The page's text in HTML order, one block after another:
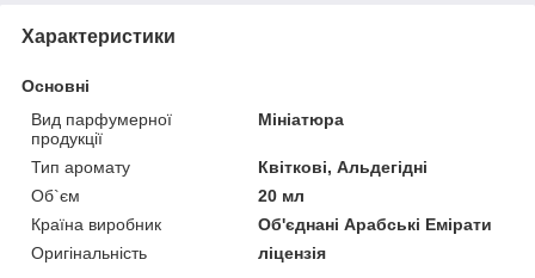
Характеристики
Основні
Вид парфумерної
продукції
Мініатюра
Тип аромату
Квіткові, Альдегідні
Об`єм
20 мл
Країна виробник
Об'єднані Арабські Емірати
Оригінальність
ліцензія